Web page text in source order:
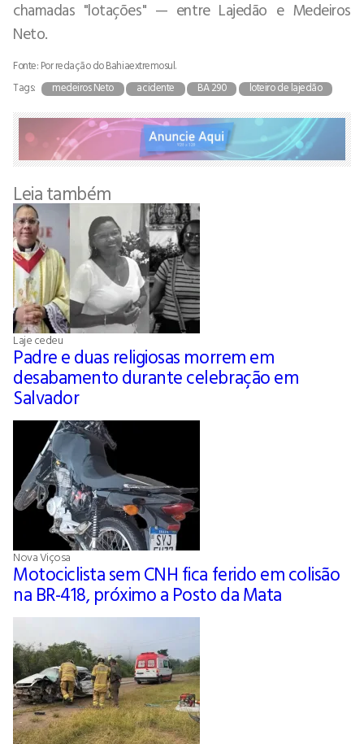
chamadas "lotações" — entre Lajedão e Medeiros
Neto.
Fonte: Por redação do Bahiaextremosul.
Tags:
medeiros Neto acidente BA 290 loteiro de lajedão
Leia também
Laje cedeu
Padre e duas religiosas morrem em
desabamento durante celebração em
Salvador
Nova Viçosa
Motociclista sem CNH fica ferido em colisão
na BR-418, próximo a Posto da Mata